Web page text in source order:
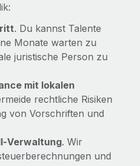
. Du kannst Talente
Monate warten zu
juristische Person zu
mit lokalen
rechtliche Risiken
von Vorschriften und
. Wir
und